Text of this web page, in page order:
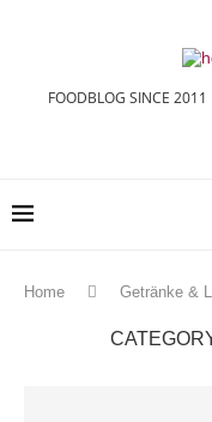
FOODBLOG SINCE
Home Getränke &